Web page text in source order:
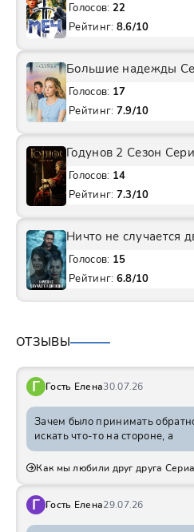
Голосов: 22
Рейтинг: 8.6/10
Большие надежды
Голосов: 17
Рейтинг: 7.9/10
Годунов 2 Сезон
Голосов: 14
Рейтинг: 7.3/10
Ничто не случается
Голосов: 15
Рейтинг: 6.8/10
ОТЗЫВЫ
Г Гость Елена30.07.26
Зачем было принимать
искать что-то на стороне, а
Как мы любили друг друга
Г Гость Елена29.07.26